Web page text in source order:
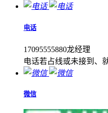
电话
17095555880龙经理
电话若占线或未接到、
微信